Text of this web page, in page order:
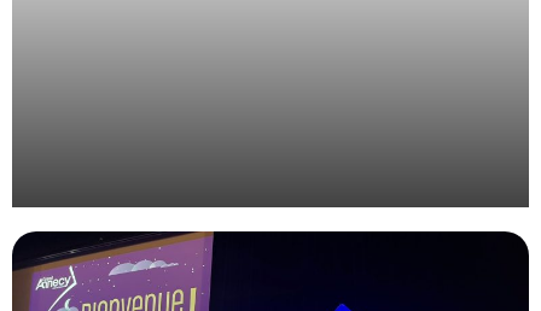
Organisation de l’évènement des étudiants de
l’EdILB à Montpellier